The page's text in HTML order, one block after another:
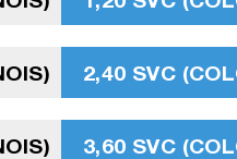
2,40 SVC
3,60 SVC